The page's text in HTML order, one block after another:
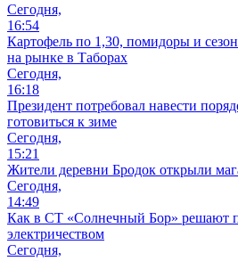
Сегодня,
16:54
Картофель по 1,30, помидоры и
на рынке в Таборах
Сегодня,
16:18
Президент потребовал навести
готовиться к зиме
Сегодня,
15:21
Жители деревни Бродок открыли
Сегодня,
14:49
Как в СТ «Солнечный Бор» решают
электричеством
Сегодня,